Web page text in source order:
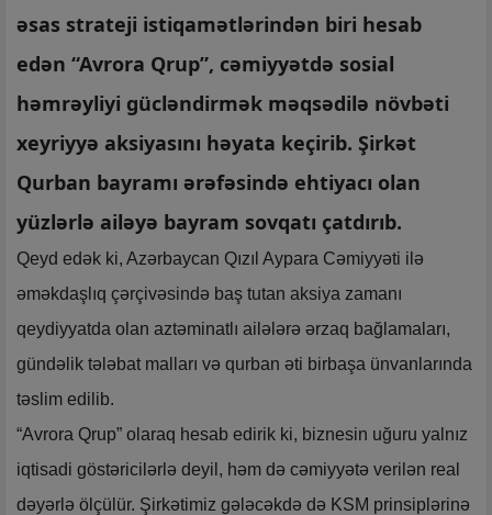
əsas strateji istiqamətlərindən biri hesab
edən “Avrora Qrup”, cəmiyyətdə sosial
həmrəyliyi gücləndirmək məqsədilə növbəti
xeyriyyə aksiyasını həyata keçirib. Şirkət
Qurban bayramı ərəfəsində ehtiyacı olan
yüzlərlə ailəyə bayram sovqatı çatdırıb.
Qeyd edək ki, Azərbaycan Qızıl Aypara Cəmiyyəti ilə
əməkdaşlıq çərçivəsində baş tutan aksiya zamanı
qeydiyyatda olan aztəminatlı ailələrə ərzaq bağlamaları,
gündəlik tələbat malları və qurban əti birbaşa ünvanlarında
təslim edilib.
“Avrora Qrup” olaraq hesab edirik ki, biznesin uğuru yalnız
iqtisadi göstəricilərlə deyil, həm də cəmiyyətə verilən real
dəyərlə ölçülür. Şirkətimiz gələcəkdə də KSM prinsiplərinə